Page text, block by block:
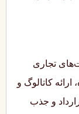
تجاری
کاتالوگ و
و جذب